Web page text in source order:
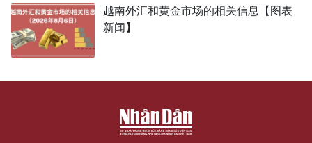
越南外汇和黄金市场的相关信息【图表
新闻】